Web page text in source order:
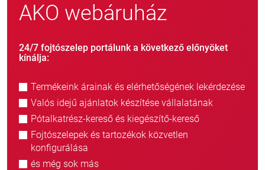
AKO webáruház
24/7 fojtószelep portálunk a következő előnyöket
kínálja:
Termékeink árainak és elérhetőségének lekérdezése
Valós idejű ajánlatok készítése vállalatának
Pótalkatrész-kereső és kiegészítő-kereső
Fojtószelepek és tartozékok közvetlen
konfigurálása
és még sok más